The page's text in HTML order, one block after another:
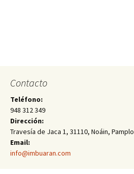
Contacto
Teléfono:
948 312 349
Dirección:
Travesía de Jaca 1, 31110, Noáin,
Email:
info@imbuaran.com